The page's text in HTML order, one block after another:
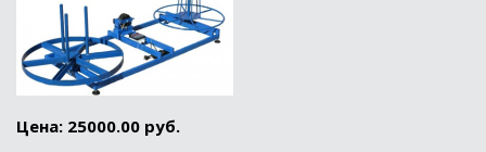
Цена: 25000.00 руб.